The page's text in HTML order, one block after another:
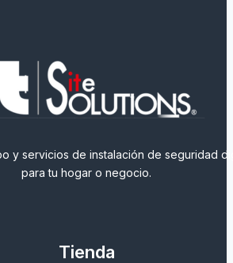
y servicios de instalación de seguridad
para tu hogar o negocio.
Tienda